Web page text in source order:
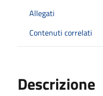
Allegati
Contenuti correlati
Descrizione